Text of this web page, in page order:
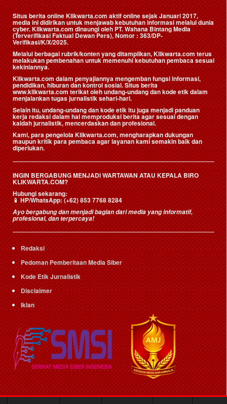
Situs berita online Klikwarta.com aktif online sejak Januari 2017,
media ini didirikan untuk menjawab kebutuhan informasi melalui dunia
cyber. Klikwarta.com dinaungi oleh PT. Wahana Bintang Media
(Terverifikasi Faktual Dewan Pers), Nomor : 363/DP-
Verifikasi/K/X/2025.
Melalui berbagai rubrik/konten yang ditampilkan, Klikwarta.com terus
melakukan pembenahan untuk memenuhi kebutuhan pembaca sesuai
kekiniannya.
Klikwarta.com dalam penyajiannya mengemban fungsi informasi,
pendidikan, hiburan dan kontrol sosial. Situs berita
www.klikwarta.com terikat oleh undang-undang dan kode etik dalam
menjalankan tugas jurnalistik sehari-hari.
Selain itu, undang-undang dan kode etik itu juga menjadi panduan
kerja redaksi dalam hal memproduksi berita agar sesuai dengan
kaidah jurnalistik, mencerdaskan dan profesional.
Kami, para pengelola Klikwarta.com, mengharapkan dukungan
maupun kritik para pembaca agar layanan kami semakin baik dan
diperlukan.
INGIN BERGABUNG MENJADI WARTAWAN ATAU KEPALA BIRO
KLIKWARTA.COM?
Hubungi sekarang:
📱HP/WhatsApp:(+62) 853 7768 8284
Ayo bergabung dan menjadi bagian dari media yang informatif,
profesional, dan terpercaya!
Redaksi
Pedoman Pemberitaan Media Siber
Kode Etik Jurnalistik
Disclaimer
Iklan